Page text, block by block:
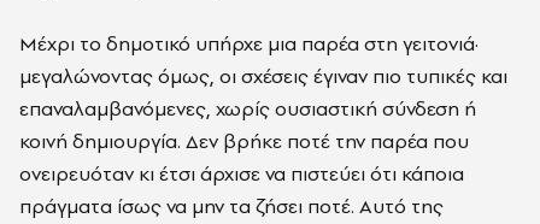
Μέχρι το δημοτικό υπήρχε μια παρέα στη γειτονιά·
μεγαλώνοντας όμως, οι σχέσεις έγιναν πιο τυπικές και
επαναλαμβανόμενες, χωρίς ουσιαστική σύνδεση ή
κοινή δημιουργία. Δεν βρήκε ποτέ την παρέα που
ονειρευόταν κι έτσι άρχισε να πιστεύει ότι κάποια
πράγματα ίσως να μην τα ζήσει ποτέ. Αυτό της